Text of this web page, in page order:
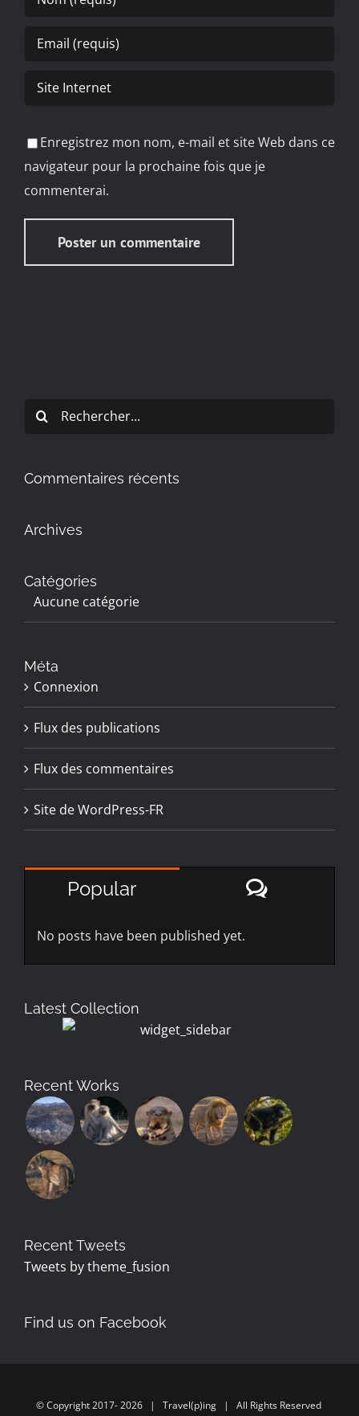
Enregistrez mon nom, e-mail et site Web dans ce
navigateur pour la prochaine fois que je
commenterai.
Rechercher:
Commentaires récents
Archives
Catégories
Aucune catégorie
Méta
Connexion
Flux des publications
Flux des commentaires
Site de WordPress-FR
Popular
No posts have been published yet.
Latest Collection
Recent Works
Recent Tweets
Tweets by theme_fusion
Find us on Facebook
© Copyright 2017-2026 | Travel(p)ing | All Rights Reserved